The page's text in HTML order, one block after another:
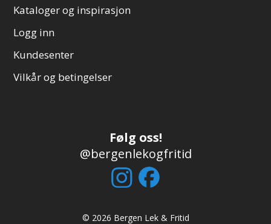
Kataloger og inspirasjon
Logg inn
Kundesenter
Vilkår og betingelser
Følg oss!
@bergenlekogfritid
© 2026 Bergen Lek & Fritid